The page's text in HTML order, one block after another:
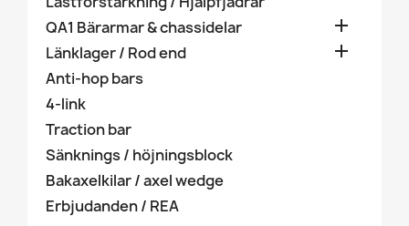
QA1 Bärarmar & chassidelar

Länklager / Rod end 
Anti-hop bars
4-link
Traction bar
Sänknings / höjningsblock
Bakaxelkilar / axel wedge
Erbjudanden / REA